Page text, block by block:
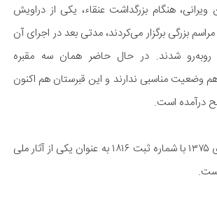
هنگام بزرگداشت عنقاء، یکی از دراویش
بزرگی برگزار می‌کردند، مدتی بعد در اجرای آن
شدند. در حال حاضر همان سه مقبره
وضعیت مناسبی ندارند و این قبرستان هم اکنون
درآمده است.
این اثر در تاریخ ۵ دی ۱۳۷۵ با شماره ثبت ۱۸۱۶ به ‌عنوان یکی از آثار ملی